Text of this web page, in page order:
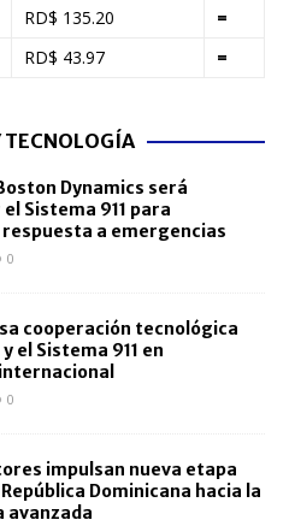
RD$ 135.20
=
RD$ 43.97 =
TECNOLOGÍA
Dynamics será
Sistema 911 para
a emergencias
0
cooperación tecnológica
el Sistema 911 en
0
impulsan nueva etapa
Dominicana hacia la